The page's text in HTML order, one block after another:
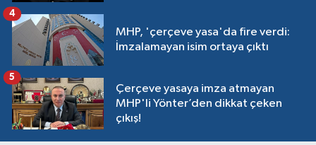
MHP, 'çerçeve yasa'da fire verdi:
İmzalamayan isim ortaya çıktı
4
Çerçeve yasaya imza atmayan
MHP'li Yönter’den dikkat çeken
çıkış!
5